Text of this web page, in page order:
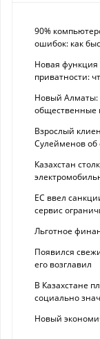
90%
ошибок: как
Новая
приватности:
Новый Алматы:
общественные
Взрослый
Сулейменов об
Казахстан
ЕС ввел
сервис
Льготное
Появился
его возглавил
В Казахстане
социально
Новый